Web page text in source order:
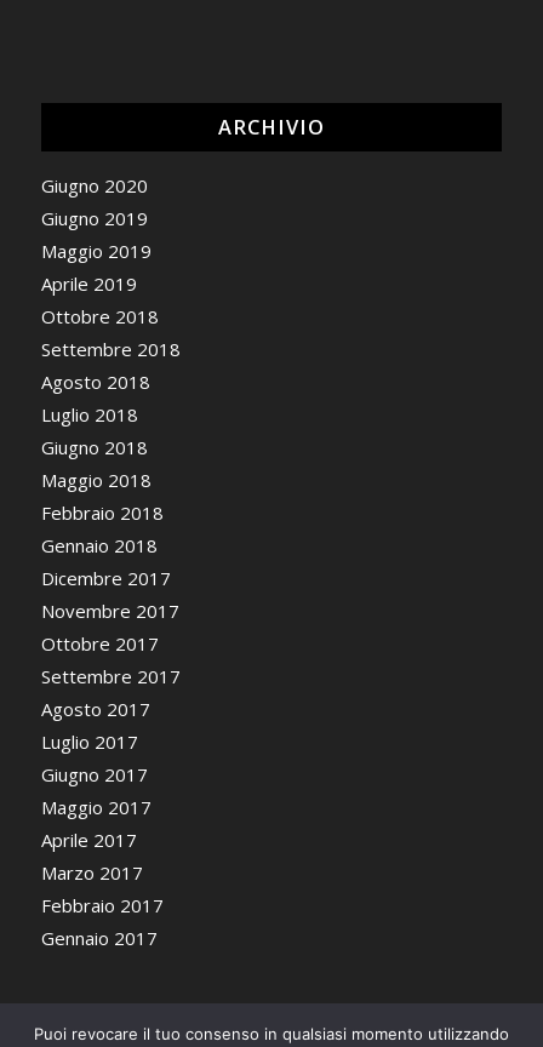
ARCHIVIO
Giugno 2020
Giugno 2019
Maggio 2019
Aprile 2019
Ottobre 2018
Settembre 2018
Agosto 2018
Luglio 2018
Giugno 2018
Maggio 2018
Febbraio 2018
Gennaio 2018
Dicembre 2017
Novembre 2017
Ottobre 2017
Settembre 2017
Agosto 2017
Luglio 2017
Giugno 2017
Maggio 2017
Aprile 2017
Marzo 2017
Febbraio 2017
Gennaio 2017
Puoi revocare il tuo consenso in qualsiasi momento utilizzando